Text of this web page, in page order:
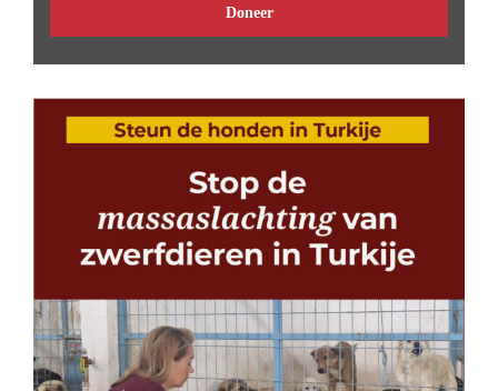
Doneer